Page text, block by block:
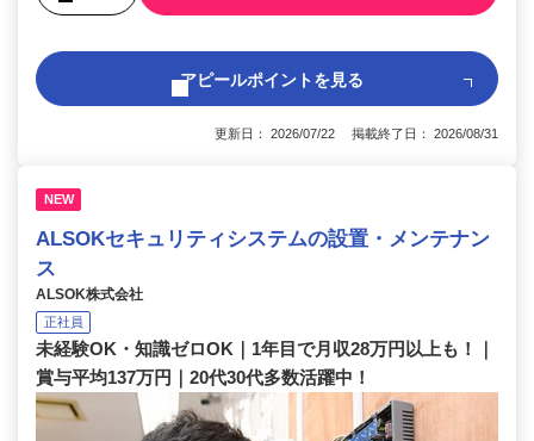
アピールポイントを見る
更新日： 2026/07/22 掲載終了日： 2026/08/31
NEW
ALSOKセキュリティシステムの設置・メンテナン
ス
ALSOK株式会社
正社員
未経験OK・知識ゼロOK｜1年目で月収28万円以上も！｜
賞与平均137万円｜20代30代多数活躍中！